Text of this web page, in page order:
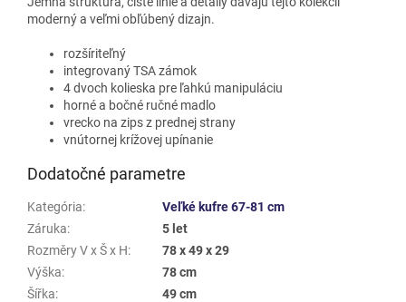
moderný a veľmi obľúbený dizajn.
rozšíriteľný
integrovaný TSA zámok
4 dvoch kolieska pre ľahkú manipuláciu
horné a bočné ručné madlo
vrecko na zips z prednej strany
vnútornej krížovej upínanie
Dodatočné parametre
Kategória:
Veľké kufre 67-81 cm
Záruka:
5 let
Rozměry V x Š x H:
78 x 49 x 29
Výška:
78 cm
Šířka:
49 cm